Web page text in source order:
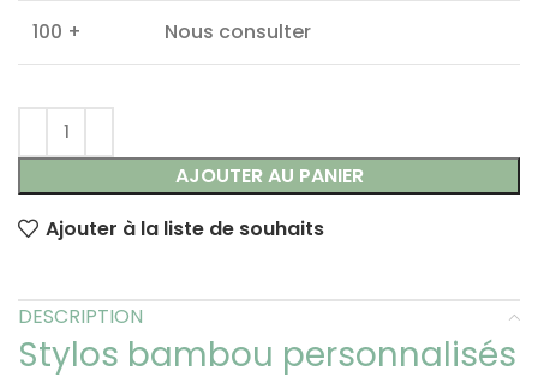
100 + Nous consulter
AJOUTER AU PANIER
Ajouter à la liste de souhaits
DESCRIPTION
Stylos bambou personnalisés